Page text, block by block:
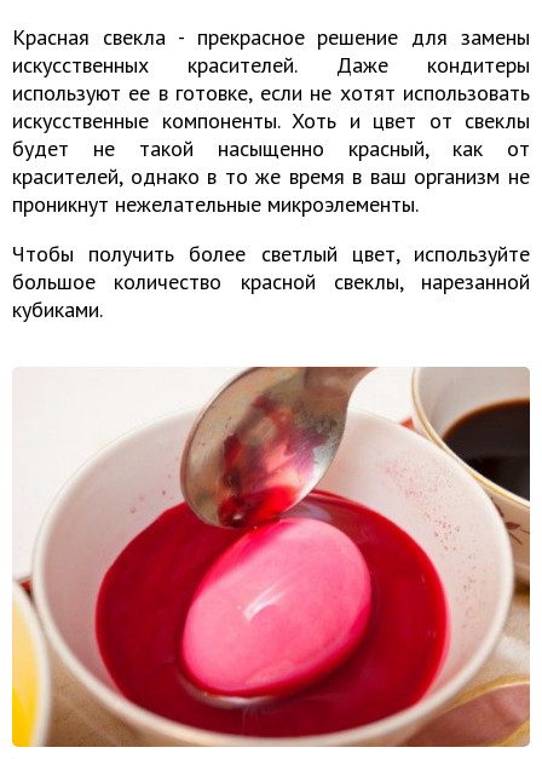
Красная свекла - прекрасное решение для замены
искусственных красителей. Даже кондитеры
используют ее в готовке, если не хотят использовать
искусственные компоненты. Хоть и цвет от свеклы
будет не такой насыщенно красный, как от
красителей, однако в то же время в ваш организм не
проникнут нежелательные микроэлементы.
Чтобы получить более светлый цвет, используйте
большое количество красной свеклы, нарезанной
кубиками.